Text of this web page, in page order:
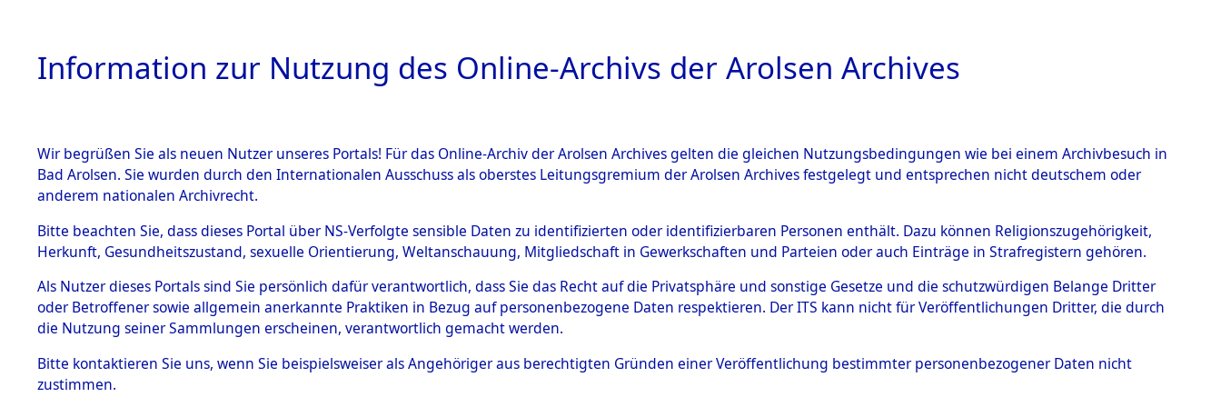
HOME BESTANDSBESCHREIBUNG ARCHIVALE ÜBERSICHT BILD
BESTÄNDE
Inhaftierungsdoku
mente
5. Verschiedenes
Todesmärsche
5.3.1 Alliierte
Konzentrationslager Natzweiler: Nachkriegs-Dokumente
betreffend das Kommando Bisingen: III. Exhumierungen
"Direction des Personnes Déplacées", "Elements D´Identification"
→0460 (82125358)
Information zur Nutzung des Online-Archivs der Arolsen Archives
Wir begrüßen Sie als neuen Nutzer unseres Portals! Für das Online-Archiv der Arolsen Archives gelten die gleichen Nutzungsbedingungen wie bei einem Archivbesuch in
Bad Arolsen. Sie wurden durch den Internationalen Ausschuss als oberstes Leitungsgremium der Arolsen Archives festgelegt und entsprechen nicht deutschem oder
anderem nationalen Archivrecht.
Bitte beachten Sie, dass dieses Portal über NS-Verfolgte sensible Daten zu identifizierten oder identifizierbaren Personen enthält. Dazu können Religionszugehörigkeit,
Herkunft, Gesundheitszustand, sexuelle Orientierung, Weltanschauung, Mitgliedschaft in Gewerkschaften und Parteien oder auch Einträge in Strafregistern gehören.
Als Nutzer dieses Portals sind Sie persönlich dafür verantwortlich, dass Sie das Recht auf die Privatsphäre und sonstige Gesetze und die schutzwürdigen Belange Dritter
oder Betroffener sowie allgemein anerkannte Praktiken in Bezug auf personenbezogene Daten respektieren. Der ITS kann nicht für Veröffentlichungen Dritter, die durch
die Nutzung seiner Sammlungen erscheinen, verantwortlich gemacht werden.
Bitte kontaktieren Sie uns, wenn Sie beispielsweiser als Angehöriger aus berechtigten Gründen einer Veröffentlichung bestimmter personenbezogener Daten nicht
zustimmen.